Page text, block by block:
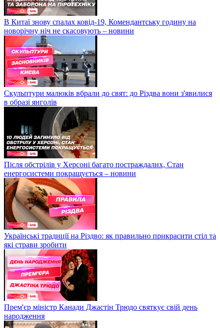
В Китаї знову спалах ковід-19, Комендантську годину на
новорічну ніч не скасовують – новини
Скульптури малюків вбрали до свят: до Різдва вони з'явилися
в образі янголів
Після обстрілів у Херсоні багато постраждалих, Стан
енергосистеми покращується – новини
Українські традиції на Різдво: як правильно прикрасити стіл та
які страви зробити
Прем'єр міністр Канади Джастін Трюдо святкує свій день
народження